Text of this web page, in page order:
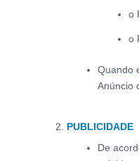
o
o
Quando
Anúncio
PUBLICIDADE
De